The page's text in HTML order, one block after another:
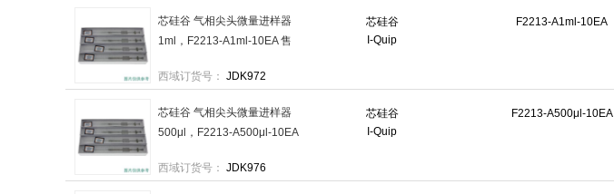
芯硅谷
I-Quip
F2213-A1ml-10EA
芯硅谷 气相尖头微量进样器
1ml，F2213-A1ml-10EA 售
西域订货号： JDK972
芯硅谷
I-Quip
F2213-A500μl-10EA
芯硅谷 气相尖头微量进样器
500μl，F2213-A500μl-10EA
西域订货号： JDK976